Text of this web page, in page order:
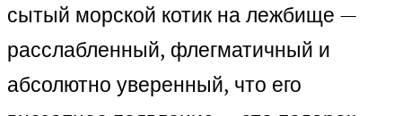
сытый морской котик на лежбище —
расслабленный, флегматичный и
абсолютно уверенный, что его